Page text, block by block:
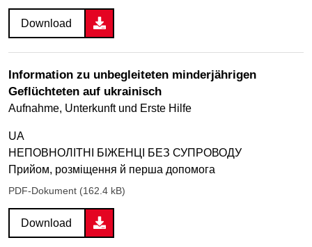
Download
Information zu unbegleiteten minderjährigen
Geflüchteten auf ukrainisch
Aufnahme, Unterkunft und Erste Hilfe
UA
НЕПОВНОЛІТНІ БІЖЕНЦІ БЕЗ СУПРОВОДУ
Прийом, розміщення й перша допомога
PDF-Dokument (162.4 kB)
Download